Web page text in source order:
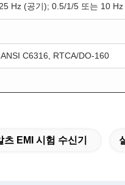
Hz (공기); 0.5/1/5 또는 10 Hz
C6316, RTCA/DO-160
EMI 시험 수신기